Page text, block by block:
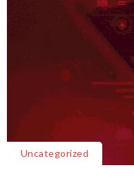
Uncategorized